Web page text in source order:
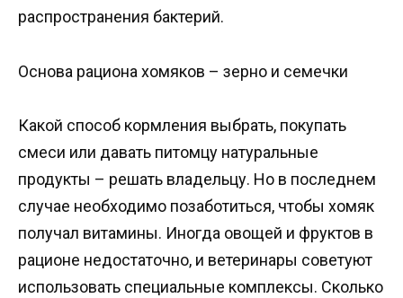
распространения бактерий.
Основа рациона хомяков – зерно и семечки
Какой способ кормления выбрать, покупать
смеси или давать питомцу натуральные
продукты – решать владельцу. Но в последнем
случае необходимо позаботиться, чтобы хомяк
получал витамины. Иногда овощей и фруктов в
рационе недостаточно, и ветеринары советуют
использовать специальные комплексы. Сколько